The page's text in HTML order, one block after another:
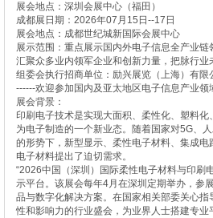
展会地点：深圳会展中心（福田）
成都展日期：2026年07月15日--17日
展会地点：成都世纪城新国际会展中心
展示范围：重点展示国内外电子信息全产业
汇聚众多业内领军企业和创新力量，把脉行
组委会执行招商单位：励兴展览（上海）有限
------欢迎参加国内及亚太地区电子信息产业
展会背景：
印刷电子技术是实现大面积、柔性化、塑料
为电子制造的一个新业态。随着国家对5G、
的形势下，新型显示、柔性电子材料、集成
电子材料提出了迫切需求。
“2026中国（深圳）国际柔性电子材料与印刷
示平台。该展会每年4月在深圳定期举办，参
品与数字化解决方案。在国家相关部委关心
性和影响力的行业盛会，为业界人士搭建专业